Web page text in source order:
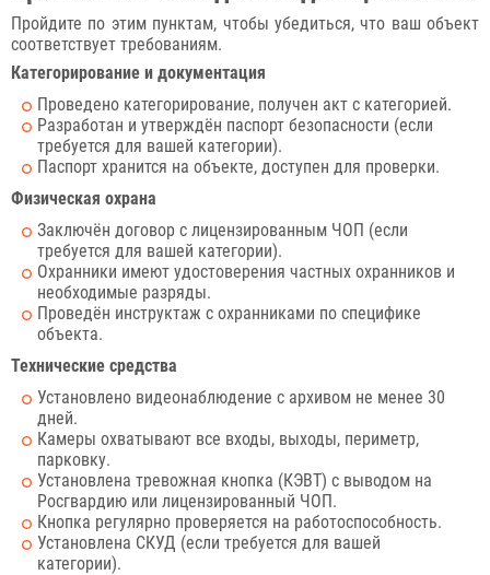
Пройдите по этим пунктам, чтобы убедиться, что ваш объект
соответствует требованиям.
Категорирование и документация
Проведено категорирование, получен акт с категорией.
Разработан и утверждён паспорт безопасности (если
требуется для вашей категории).
Паспорт хранится на объекте, доступен для проверки.
Физическая охрана
Заключён договор с лицензированным ЧОП (если
требуется для вашей категории).
Охранники имеют удостоверения частных охранников и
необходимые разряды.
Проведён инструктаж с охранниками по специфике
объекта.
Технические средства
Установлено видеонаблюдение с архивом не менее 30
дней.
Камеры охватывают все входы, выходы, периметр,
парковку.
Установлена тревожная кнопка (КЭВТ) с выводом на
Росгвардию или лицензированный ЧОП.
Кнопка регулярно проверяется на работоспособность.
Установлена СКУД (если требуется для вашей
категории).